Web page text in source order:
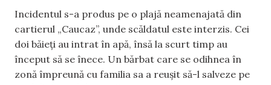
Incidentul s-a produs pe o plajă neamenajată din
cartierul „Caucaz”, unde scăldatul este interzis. Cei
doi băieți au intrat în apă, însă la scurt timp au
început să se înece. Un bărbat care se odihnea în
zonă împreună cu familia sa a reușit să-l salveze pe